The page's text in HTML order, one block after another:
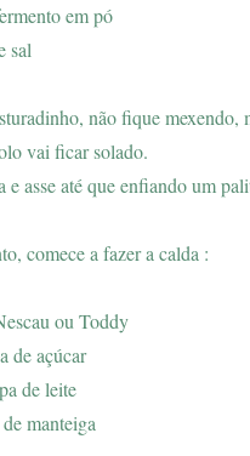
em pó
sal
não fique mexendo,
vai ficar solado.
asse até que enfiando um
comece a fazer a calda :
ou Toddy
de açúcar
de leite
manteiga